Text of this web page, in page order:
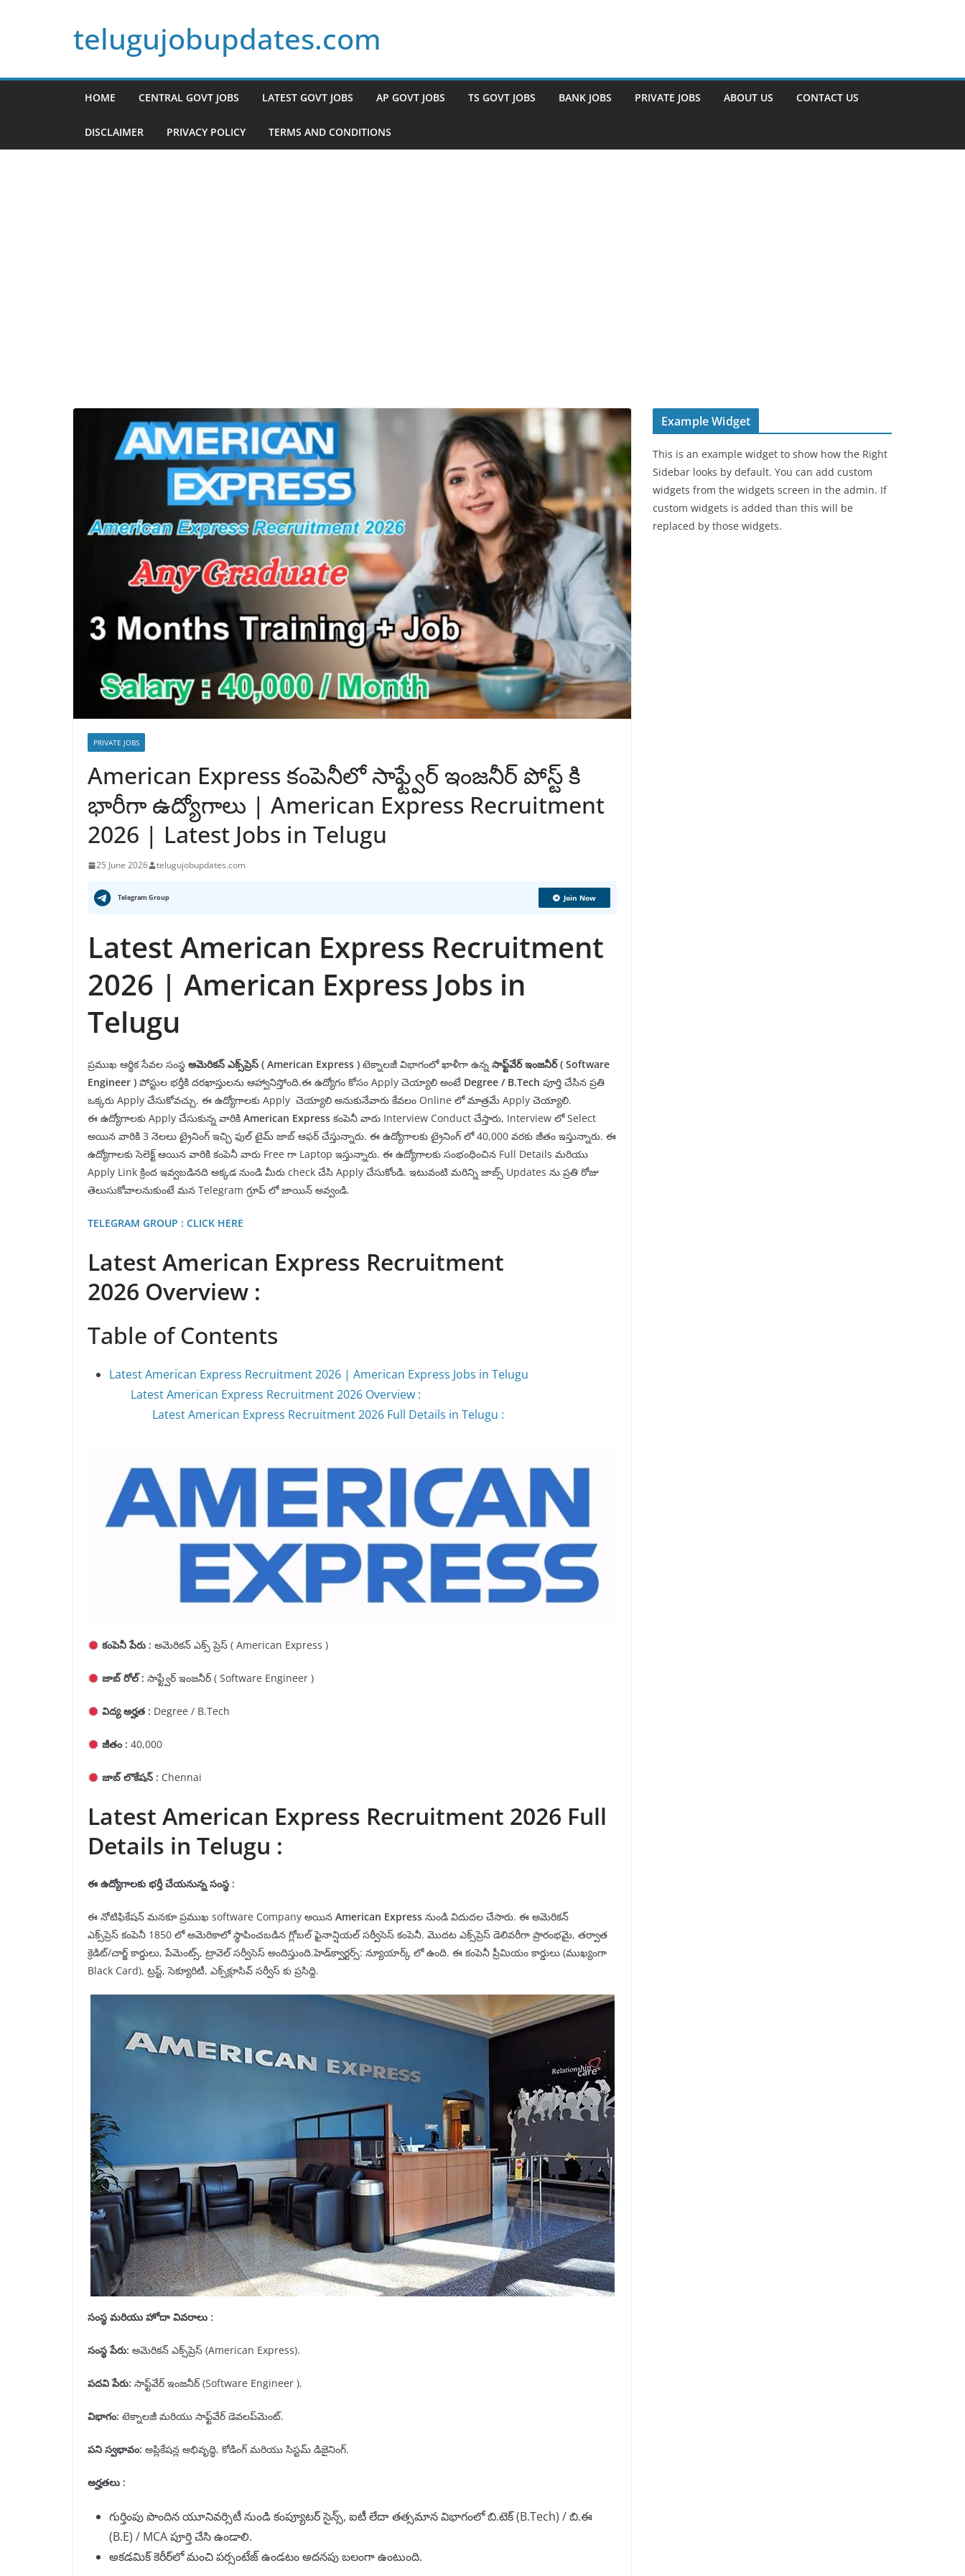
telugujobupdates.com
HOME CENTRAL GOVT JOBS LATEST GOVT JOBS AP GOVT JOBS TS GOVT JOBS BANK JOBS PRIVATE JOBS ABOUT US CONTACT US
DISCLAIMER PRIVACY POLICY TERMS AND CONDITIONS
PRIVATE JOBS
American Express కంపెనీలో సాఫ్ట్వేర్ ఇంజనీర్ పోస్ట్ కి
భారీగా ఉద్యోగాలు | American Express Recruitment
2026 | Latest Jobs in Telugu
25 June 2026 telugujobupdates.com
Telegram Group Join Now
Latest American Express Recruitment
2026 | American Express Jobs in
Telugu
ప్రముఖ ఆర్థిక సేవల సంస్థ అమెరికన్ ఎక్స్ప్రెస్ ( American Express ) టెక్నాలజీ విభాగంలో ఖాళీగా ఉన్న సాఫ్ట్వేర్ ఇంజనీర్ ( Software
Engineer ) పోస్టుల భర్తీకి దరఖాస్తులను ఆహ్వానిస్తోంది.ఈ ఉద్యోగం కోసం Apply చెయ్యాలి అంటే Degree / B.Tech పూర్తి చేసిన ప్రతి
ఒక్కరు Apply చేసుకోవచ్చు. ఈ ఉద్యోగాలకు Apply చెయ్యాలి అనుకునేవారు కేవలం Online లో మాత్రమే Apply చెయ్యాలి.
ఈ ఉద్యోగాలకు Apply చేసుకున్న వారికి American Express కంపెనీ వారు Interview Conduct చేస్తారు, Interview లో Select
అయిన వారికి 3 నెలలు ట్రైనింగ్ ఇచ్చి ఫుల్ టైమ్ జాబ్ ఆఫర్ చేస్తున్నారు. ఈ ఉద్యోగాలకు ట్రైనింగ్ లో 40,000 వరకు జీతం ఇస్తున్నారు. ఈ
ఉద్యోగాలకు సెలెక్ట్ ఆయిన వారికి కంపెనీ వారు Free గా Laptop ఇస్తున్నారు. ఈ ఉద్యోగాలకు సంభంధించిన Full Details మరియు
Apply Link క్రింద ఇవ్వబడినది అక్కడ నుండి మీరు check చేసి Apply చేసుకోండి. ఇటువంటి మరిన్ని జాబ్స్ Updates ను ప్రతి రోజు
తెలుసుకోవాలనుకుంటే మన Telegram గ్రూప్ లో జాయిన్ అవ్వండి.
TELEGRAM GROUP : CLICK HERE
Latest American Express Recruitment
2026 Overview :
Table of Contents
Latest American Express Recruitment 2026 | American Express Jobs in Telugu
Latest American Express Recruitment 2026 Overview :
Latest American Express Recruitment 2026 Full Details in Telugu :
కంపెనీ పేరు : అమెరికన్ ఎక్స్ ప్రెస్ ( American Express )
జాబ్ రోల్ : సాఫ్ట్వేర్ ఇంజనీర్ ( Software Engineer )
విద్య అర్హత : Degree / B.Tech
జీతం : 40,000
జాబ్ లొకేషన్ : Chennai
Latest American Express Recruitment 2026 Full
Details in Telugu :
ఈ ఉద్యోగాలకు భర్తీ చేయనున్న సంస్థ :
ఈ నోటిఫికేషన్ మనకూ ప్రముఖ software Company అయిన American Express నుండి విదుదల చేసారు. ఈ అమెరికన్
ఎక్స్‌ప్రెస్ కంపెనీ 1850 లో అమెరికాలో స్థాపించబడిన గ్లోబల్ ఫైనాన్షియల్ సర్వీసెస్ కంపెనీ. మొదట ఎక్స్‌ప్రెస్ డెలివరీగా ప్రారంభమై, తర్వాత
క్రెడిట్/చార్జ్ కార్డులు, పేమెంట్స్, ట్రావెల్ సర్వీసెస్ అందిస్తుంది.హెడ్‌క్వార్టర్స్: న్యూయార్క్ లో ఉంది. ఈ కంపెనీ ప్రీమియం కార్డులు (ముఖ్యంగా
Black Card), ట్రస్ట్, సెక్యూరిటీ, ఎక్స్‌క్లూసివ్ సర్వీస్ కు ప్రసిద్ది.
సంస్థ మరియు హోదా వివరాలు :
సంస్థ పేరు: అమెరికన్ ఎక్స్‌ప్రెస్ (American Express).
పదవి పేరు: సాఫ్ట్‌వేర్ ఇంజనీర్ (Software Engineer ).
విభాగం: టెక్నాలజీ మరియు సాఫ్ట్‌వేర్ డెవలప్‌మెంట్.
పని స్వభావం: అప్లికేషన్ల అభివృద్ధి, కోడింగ్ మరియు సిస్టమ్ డిజైనింగ్.
అర్హతలు :
గుర్తింపు పొందిన యూనివర్సిటీ నుండి కంప్యూటర్ సైన్స్, ఐటీ లేదా తత్సమాన విభాగంలో బి.టెక్ (B.Tech) / బి.ఈ
(B.E) / MCA పూర్తి చేసి ఉండాలి.
అకడమిక్ కెరీర్‌లో మంచి పర్సంటేజ్ ఉండటం అదనపు బలంగా ఉంటుంది.
Example Widget
This is an example widget to show how the Right
Sidebar looks by default. You can add custom
widgets from the widgets screen in the admin. If
custom widgets is added than this will be
replaced by those widgets.